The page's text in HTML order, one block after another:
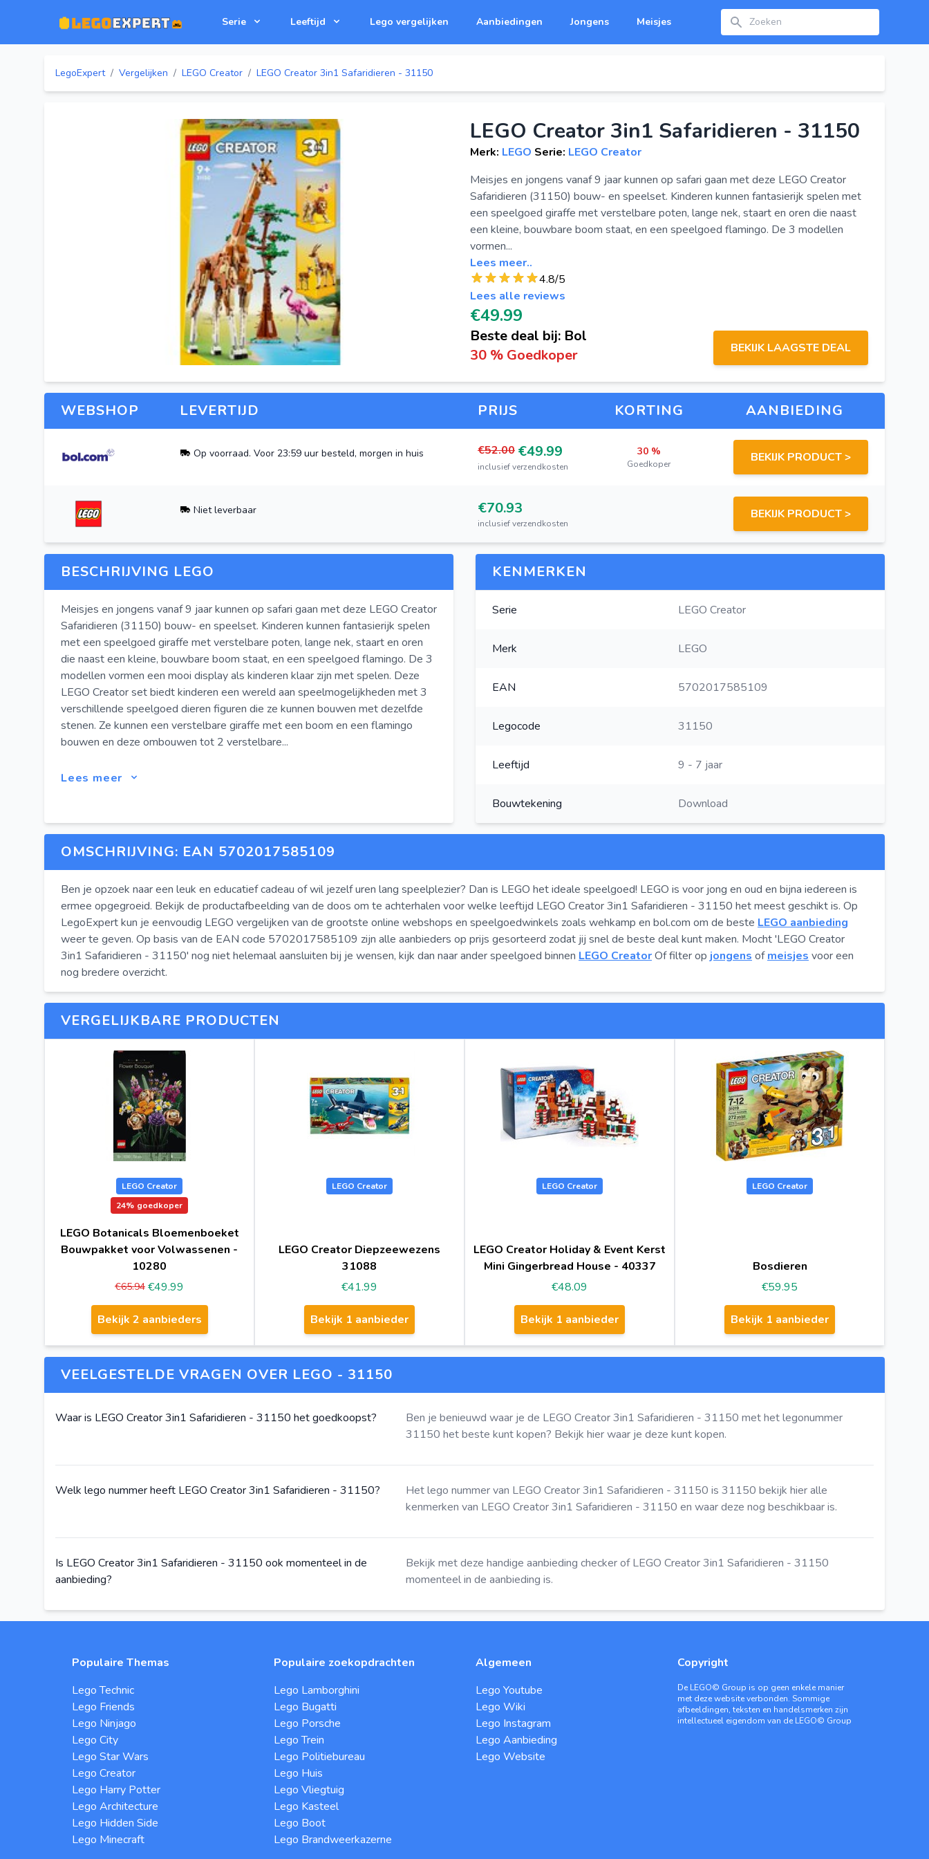
Serie Leeftijd Lego vergelijken Aanbiedingen Jongens Meisjes Zoeken
LegoExpert / Vergelijken / LEGO Creator / LEGO Creator 3in1 Safaridieren - 31150
Bekijk meer afbeeldingen
LEGO Creator 3in1 Safaridieren - 31150
Merk: LEGO Serie: LEGO Creator
Meisjes en jongens vanaf 9 jaar kunnen op safari gaan met deze LEGO Creator
Safaridieren (31150) bouw- en speelset. Kinderen kunnen fantasierijk spelen met
een speelgoed giraffe met verstelbare poten, lange nek, staart en oren die naast
een kleine, bouwbare boom staat, en een speelgoed flamingo. De 3 modellen
vormen...
Lees meer..
4.8/5
Lees alle reviews
€49.99
Beste deal bij: Bol
30 % Goedkoper
BEKIJK LAAGSTE DEAL
WEBSHOP LEVERTIJD PRIJS KORTING AANBIEDING
Op voorraad. Voor 23:59 uur besteld, morgen in huis €52.00 €49.99
inclusief verzendkosten
30 %
Goedkoper BEKIJK PRODUCT >
Niet leverbaar €70.93
inclusief verzendkosten
BEKIJK PRODUCT >
BESCHRIJVING LEGO
Meisjes en jongens vanaf 9 jaar kunnen op safari gaan met deze LEGO Creator
Safaridieren (31150) bouw- en speelset. Kinderen kunnen fantasierijk spelen
met een speelgoed giraffe met verstelbare poten, lange nek, staart en oren
die naast een kleine, bouwbare boom staat, en een speelgoed flamingo. De 3
modellen vormen een mooi display als kinderen klaar zijn met spelen. Deze
LEGO Creator set biedt kinderen een wereld aan speelmogelijkheden met 3
verschillende speelgoed dieren figuren die ze kunnen bouwen met dezelfde
stenen. Ze kunnen een verstelbare giraffe met een boom en een flamingo
bouwen en deze ombouwen tot 2 verstelbare...
Lees meer
KENMERKEN
Serie LEGO Creator
Merk LEGO
EAN 5702017585109
Legocode 31150
Leeftijd 9 - 7 jaar
Bouwtekening Download
OMSCHRIJVING: EAN 5702017585109
Ben je opzoek naar een leuk en educatief cadeau of wil jezelf uren lang speelplezier? Dan is LEGO het ideale speelgoed! LEGO is voor jong en oud en bijna iedereen is
ermee opgegroeid. Bekijk de productafbeelding van de doos om te achterhalen voor welke leeftijd LEGO Creator 3in1 Safaridieren - 31150 het meest geschikt is. Op
LegoExpert kun je eenvoudig LEGO vergelijken van de grootste online webshops en speelgoedwinkels zoals wehkamp en bol.com om de beste LEGO aanbieding
weer te geven. Op basis van de EAN code 5702017585109 zijn alle aanbieders op prijs gesorteerd zodat jij snel de beste deal kunt maken. Mocht 'LEGO Creator
3in1 Safaridieren - 31150' nog niet helemaal aansluiten bij je wensen, kijk dan naar ander speelgoed binnen LEGO CreatorOf filter op jongens ofmeisjes voor een
nog bredere overzicht.
VERGELIJKBARE PRODUCTEN
LEGO Creator
24% goedkoper
LEGO Botanicals Bloemenboeket
Bouwpakket voor Volwassenen -
10280
€65.94 €49.99
Bekijk 2 aanbieders
LEGO Creator
LEGO Creator Diepzeewezens
31088
€41.99
Bekijk 1 aanbieder
LEGO Creator
LEGO Creator Holiday & Event Kerst
Mini Gingerbread House - 40337
€48.09
Bekijk 1 aanbieder
LEGO Creator
Bosdieren
€59.95
Bekijk 1 aanbieder
VEELGESTELDE VRAGEN OVER LEGO - 31150
Waar is LEGO Creator 3in1 Safaridieren - 31150 het goedkoopst?
Ben je benieuwd waar je de LEGO Creator 3in1 Safaridieren - 31150 met het legonummer
31150 het beste kunt kopen? Bekijk hierwaar je deze kunt kopen.
Welk lego nummer heeft LEGO Creator 3in1 Safaridieren - 31150? Het lego nummer van LEGO Creator 3in1 Safaridieren - 31150 is 31150 bekijk hieralle
kenmerken van LEGO Creator 3in1 Safaridieren - 31150 en waar deze nog beschikbaar is.
Is LEGO Creator 3in1 Safaridieren - 31150 ook momenteel in de
aanbieding?
Bekijk met deze handige aanbieding checkerof LEGO Creator 3in1 Safaridieren - 31150
momenteel in de aanbieding is.
Populaire Themas
Lego Technic
Lego Friends
Lego Ninjago
Lego City
Lego Star Wars
Lego Creator
Lego Harry Potter
Lego Architecture
Lego Hidden Side
Lego Minecraft
Populaire zoekopdrachten
Lego Lamborghini
Lego Bugatti
Lego Porsche
Lego Trein
Lego Politiebureau
Lego Huis
Lego Vliegtuig
Lego Kasteel
Lego Boot
Lego Brandweerkazerne
Algemeen
Lego Youtube
Lego Wiki
Lego Instagram
Lego Aanbieding
Lego Website
Copyright
De LEGO© Group is op geen enkele manier
met deze website verbonden. Sommige
afbeeldingen, teksten en handelsmerken zijn
intellectueel eigendom van de LEGO© Group